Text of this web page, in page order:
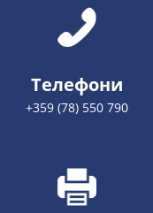
Телефони
+359 (78) 550 790